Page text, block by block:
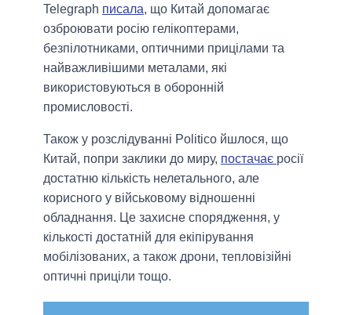
Telegraph писала, що Китай допомагає
озброювати росію гелікоптерами,
безпілотниками, оптичними прицілами та
найважливішими металами, які
використовуються в оборонній
промисловості.
Також у розслідуванні Politico йшлося, що
Китай, попри заклики до миру, постачає росії
достатню кількість нелетального, але
корисного у військовому відношенні
обладнання. Це захисне спорядження, у
кількості достатній для екіпірування
мобілізованих, а також дрони, тепловізійні
оптичні приціли тощо.